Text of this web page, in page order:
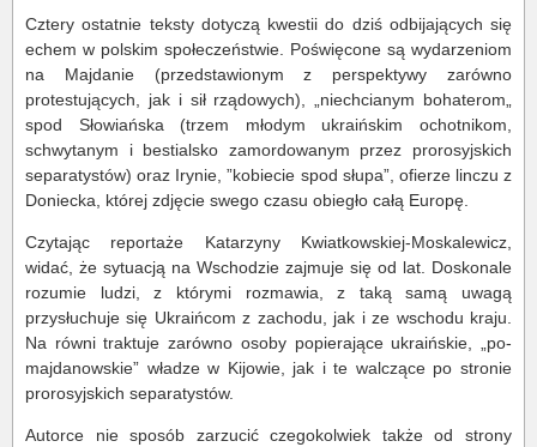
Cztery ostatnie teksty dotyczą kwestii do dziś odbijających się
echem w polskim społeczeństwie. Poświęcone są wydarzeniom
na Majdanie (przedstawionym z perspektywy zarówno
protestujących, jak i sił rządowych), „niechcianym bohaterom„
spod Słowiańska (trzem młodym ukraińskim ochotnikom,
schwytanym i bestialsko zamordowanym przez prorosyjskich
separatystów) oraz Irynie, ”kobiecie spod słupa”, ofierze linczu z
Doniecka, której zdjęcie swego czasu obiegło całą Europę.
Czytając reportaże Katarzyny Kwiatkowskiej-Moskalewicz,
widać, że sytuacją na Wschodzie zajmuje się od lat. Doskonale
rozumie ludzi, z którymi rozmawia, z taką samą uwagą
przysłuchuje się Ukraińcom z zachodu, jak i ze wschodu kraju.
Na równi traktuje zarówno osoby popierające ukraińskie, „po-
majdanowskie” władze w Kijowie, jak i te walczące po stronie
prorosyjskich separatystów.
Autorce nie sposób zarzucić czegokolwiek także od strony